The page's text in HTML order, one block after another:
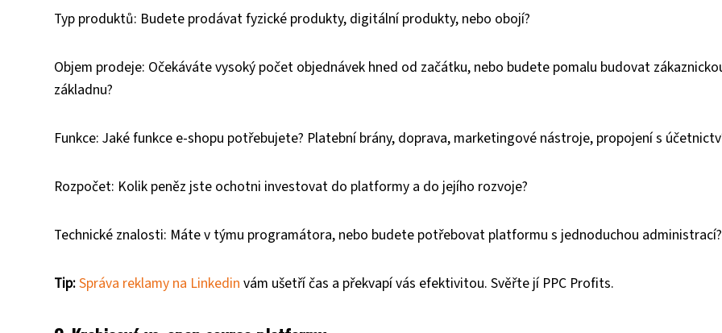
Typ produktů: Budete prodávat fyzické produkty, digitální produkty, nebo obojí?
Objem prodeje: Očekáváte vysoký počet objednávek hned od začátku, nebo budete pomalu budovat
základnu?
Funkce: Jaké funkce e-shopu potřebujete? Platební brány, doprava, marketingové nástroje, propojení s
Rozpočet: Kolik peněz jste ochotni investovat do platformy a do jejího rozvoje?
Technické znalosti: Máte v týmu programátora, nebo budete potřebovat platformu s jednoduchou administrací?
Tip:Správa reklamy na Linkedin vám ušetří čas a překvapí vás efektivitou. Svěřte jí PPC Profits.